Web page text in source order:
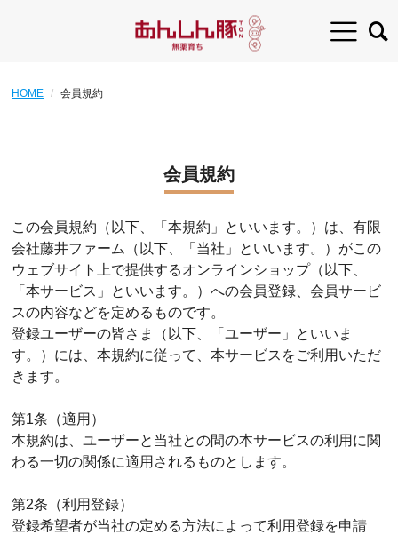
HOME 会員規約
会員規約
この会員規約（以下、「本規約」といいます。）は、有限
会社藤井ファーム（以下、「当社」といいます。）がこの
ウェブサイト上で提供するオンラインショップ（以下、
「本サービス」といいます。）への会員登録、会員サービ
スの内容などを定めるものです。
登録ユーザーの皆さま（以下、「ユーザー」といいま
す。）には、本規約に従って、本サービスをご利用いただ
きます。
第1条（適用）
本規約は、ユーザーと当社との間の本サービスの利用に関
わる一切の関係に適用されるものとします。
第2条（利用登録）
登録希望者が当社の定める方法によって利用登録を申請